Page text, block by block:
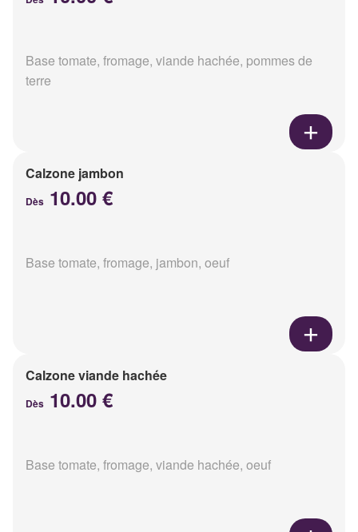
Base tomate, fromage, viande hachée, pommes de
terre
Calzone jambon
Dès 10.00 €
Base tomate, fromage, jambon, oeuf
Calzone viande hachée
Dès 10.00 €
Base tomate, fromage, viande hachée, oeuf